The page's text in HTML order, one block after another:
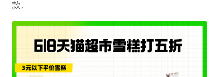
款。